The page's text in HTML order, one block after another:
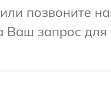
позвоните
запрос для